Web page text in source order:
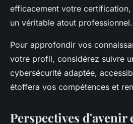
efficacement votre
un véritable atout professionnel.
Pour approfondir vos
votre profil, considérez suivre
cybersécurité adaptée,
étoffera vos compétences et
Perspectives